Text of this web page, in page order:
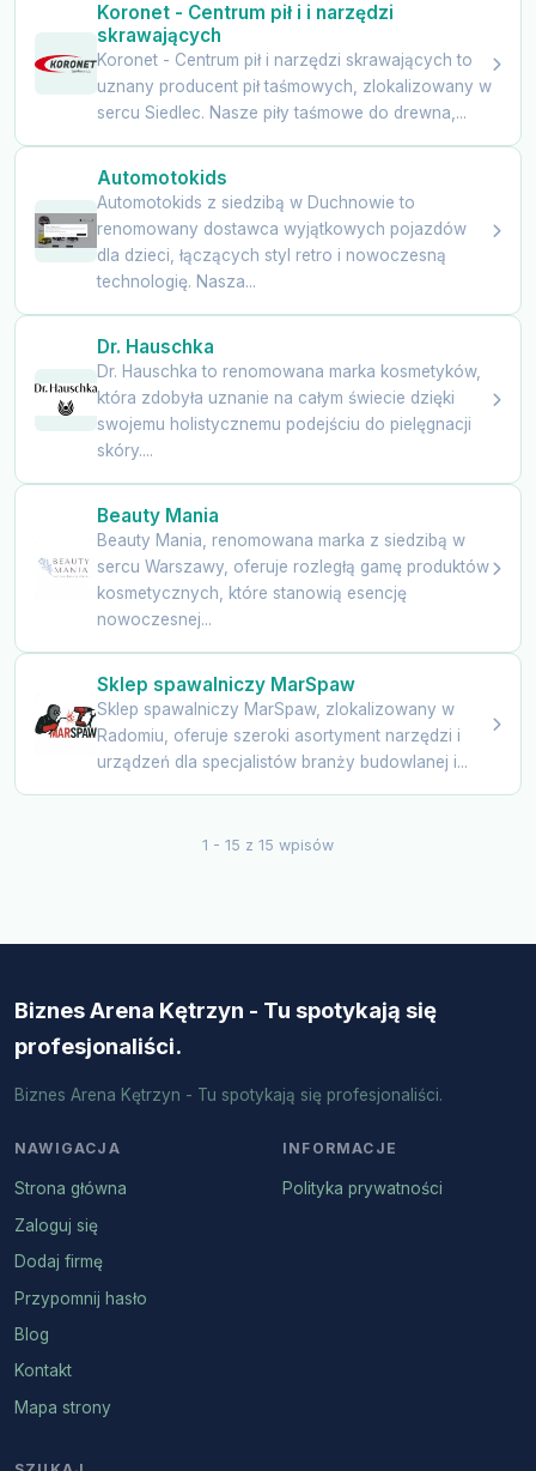
Koronet - Centrum pił i i narzędzi
skrawających
Koronet - Centrum pił i narzędzi skrawających to
uznany producent pił taśmowych, zlokalizowany w
sercu Siedlec. Nasze piły taśmowe do drewna,...
Automotokids
Automotokids z siedzibą w Duchnowie to
renomowany dostawca wyjątkowych pojazdów
dla dzieci, łączących styl retro i nowoczesną
technologię. Nasza...
Dr. Hauschka
Dr. Hauschka to renomowana marka kosmetyków,
która zdobyła uznanie na całym świecie dzięki
swojemu holistycznemu podejściu do pielęgnacji
skóry....
Beauty Mania
Beauty Mania, renomowana marka z siedzibą w
sercu Warszawy, oferuje rozległą gamę produktów
kosmetycznych, które stanowią esencję
nowoczesnej...
Sklep spawalniczy MarSpaw
Sklep spawalniczy MarSpaw, zlokalizowany w
Radomiu, oferuje szeroki asortyment narzędzi i
urządzeń dla specjalistów branży budowlanej i...
1 - 15 z 15 wpisów
Biznes Arena Kętrzyn - Tu spotykają się
profesjonaliści.
Biznes Arena Kętrzyn - Tu spotykają się profesjonaliści.
NAWIGACJA
Strona główna
Zaloguj się
Dodaj firmę
Przypomnij hasło
Blog
Kontakt
Mapa strony
INFORMACJE
Polityka prywatności